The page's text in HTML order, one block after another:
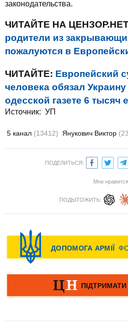
законодательства.
ЧИТАЙТЕ НА
родители из
пожалуются в
ЧИТАЙТЕ: Европейский
человека обязал
одесской газете 6 тысяч
Источник: УП
5 канал (13412) Янукович Виктор
ПОДЕЛИТЬСЯ:
Мне нравится
ПОДЫТОЖИТЬ: